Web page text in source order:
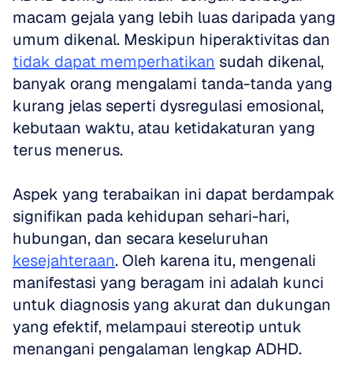
macam gejala yang lebih luas daripada yang
tidak dapat memperhatikan sudah dikenal,
banyak orang mengalami tanda-tanda yang
kurang jelas seperti dysregulasi emosional,
kebutaan waktu, atau ketidakaturan yang
terus menerus.
Aspek yang terabaikan ini dapat berdampak
signifikan pada kehidupan sehari-hari,
kesejahteraan. Oleh karena itu, mengenali
manifestasi yang beragam ini adalah kunci
untuk diagnosis yang akurat dan dukungan
yang efektif, melampaui stereotip untuk
menangani pengalaman lengkap ADHD.